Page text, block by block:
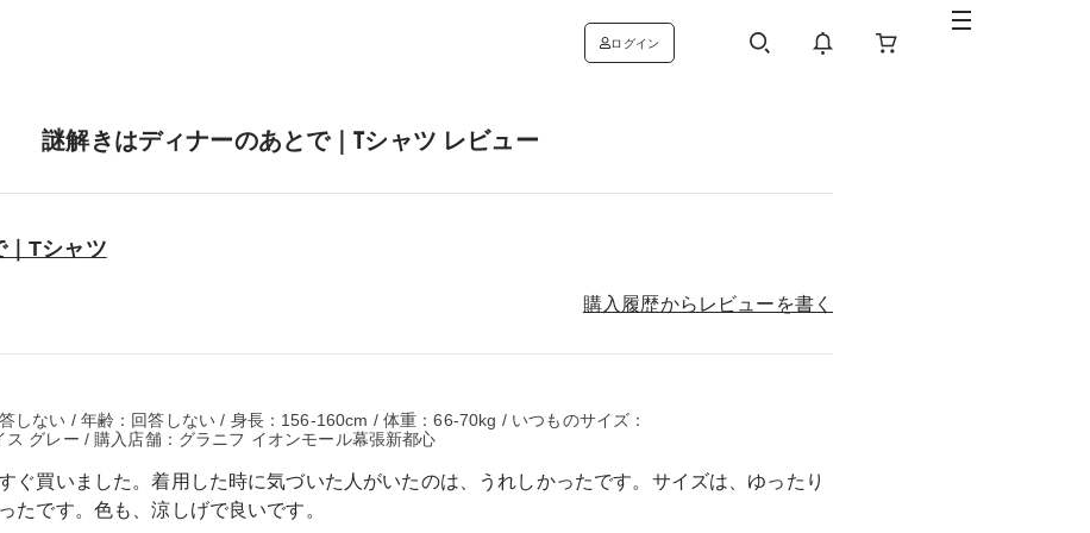
ログイン
謎解きはディナーのあとで｜Tシャツ レビュー
｜Tシャツ
購入履歴からレビューを書く
しない / 年齢：回答しない / 身長：156-160cm / 体重：66-70kg / いつものサイズ：
グレー / 購入店舗：グラニフ イオンモール幕張新都心
ぐ買いました。着用した時に気づいた人がいたのは、うれしかったです。サイズは、ゆったり
たです。色も、涼しげで良いです。